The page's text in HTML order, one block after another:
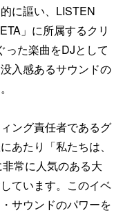
に謳い、LISTEN
」に所属するクリ
った楽曲をDJとして
入感あるサウンドの
ング責任者であるグ
あたり「私たちは、
常に人気のある大
ています。このイベ
サウンドのパワーを